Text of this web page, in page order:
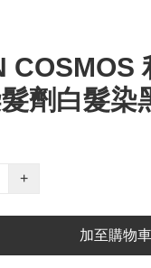
COSMOS
劑白髮染
+
加至購物車